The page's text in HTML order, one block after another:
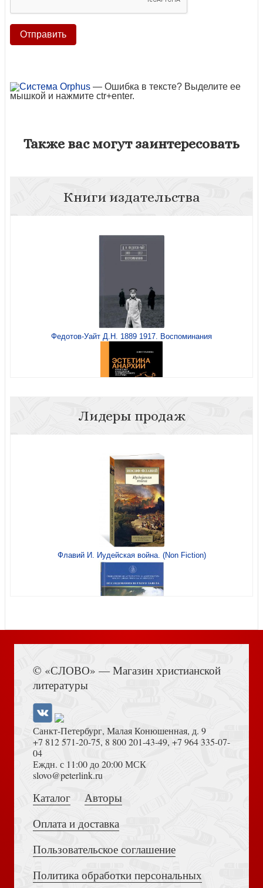
— Ошибка в тексте? Выделите ее
мышкой и нажмите ctr+enter.
Также вас могут заинтересовать
Книги издательства
Федотов-Уайт Д.Н. 1889 1917. Воспоминания
раннего русского авангарда
Окраины России в позднеимперскую эпоху: политика
правительства и национальные проекты. Сборник стате
Анисимов Е. Историк у источника. Политическая
история XVIII века в документах и комментариях
Европейские войны Российской Империи. Сборник
статей под ред. А.И. Миллера
Лидеры продаж
Флавий И. Иудейская война. (Non Fiction)
Достоевский Ф.М. Сила и правда России (2024)
Толкование на Апокалипсис (Тихоний Африканский)
© «СЛОВО» — Магазин христианской
литературы
Санкт-Петербург, Малая Конюшенная, д. 9
+7 812 571-20-75, 8 800 201-43-49, +7 964 335-07-
04
Еждн. с 11:00 до 20:00 МСК
slovo@peterlink.ru
Каталог
Авторы
Оплата и доставка
Пользовательское соглашение
Политика обработки персональных